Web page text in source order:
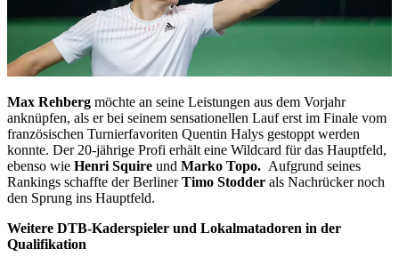
Max Rehberg möchte an seine Leistungen aus dem Vorjahr
anknüpfen, als er bei seinem sensationellen Lauf erst im Finale vom
französischen Turnierfavoriten Quentin Halys gestoppt werden
konnte. Der 20-jährige Profi erhält eine Wildcard für das Hauptfeld,
ebenso wie Henri Squire und Marko Topo. Aufgrund seines
Rankings schaffte der BerlinerTimo Stodder als Nachrücker noch
den Sprung ins Hauptfeld.
Weitere DTB-Kaderspieler und Lokalmatadoren in der
Qualifikation